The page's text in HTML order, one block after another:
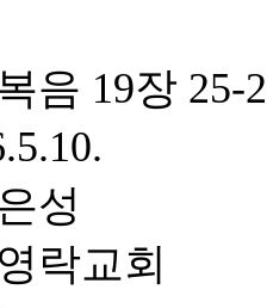
음 19장 25-
성
락교회